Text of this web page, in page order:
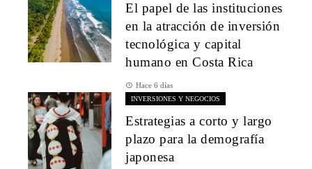
El papel de las instituciones
en la atracción de inversión
tecnológica y capital
humano en Costa Rica
Hace 6 días
INVERSIONES Y NEGOCIOS
Estrategias a corto y largo
plazo para la demografía
japonesa